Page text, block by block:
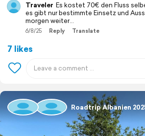
Traveler Es kostet 70€ den Fluss
es gibt nur bestimmte Einsetz und
morgen weiter…
6/8/25 Reply Translate
7 likes
Roadtrip Albanien